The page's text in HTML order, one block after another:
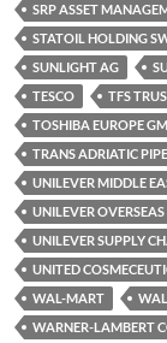
SRP ASSET
STATOIL HOLDING
SUNLIGHT AG
TESCO
TFS
TOSHIBA EUROPE
TRANS ADRIATIC
UNILEVER MIDDLE
UNILEVER
UNILEVER SUPPLY
UNITED
WAL-MART
WARNER-LAMBERT